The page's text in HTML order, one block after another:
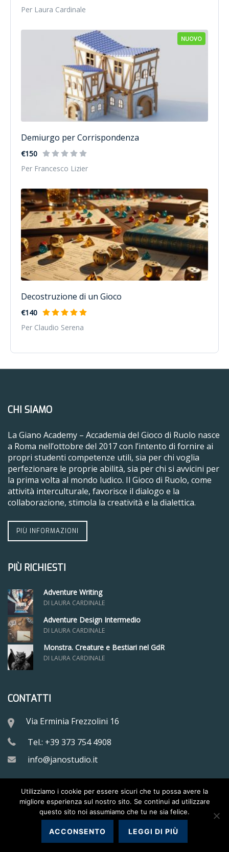
Per Laura Cardinale
NUOVO
Demiurgo per Corrispondenza
€150
Per Francesco Lizier
Decostruzione di un Gioco
€140
Per Claudio Serena
CHI SIAMO
La Giano Academy – Accademia del Gioco di Ruolo nasce
a Roma nell’ottobre del 2017 con l’intento di fornire ai
propri studenti competenze utili, sia per chi voglia
perfezionare le proprie abilità, sia per chi si avvicini per
la prima volta al mondo ludico. Il Gioco di Ruolo, come
attività interculturale, favorisce il dialogo e la
collaborazione, stimola la creatività e la dialettica.
PIÙ INFORMAZIONI
PIÙ RICHIESTI
Adventure Writing
DI LAURA CARDINALE
Adventure Design Intermedio
DI LAURA CARDINALE
Monstra. Creature e Bestiari nel GdR
DI LAURA CARDINALE
CONTATTI
Via Erminia Frezzolini 16
Tel.: +39 373 754 4908
info@janostudio.it
Copyright © 2017-2024Jano Studio S.r.l.
Utilizziamo i cookie per essere sicuri che tu possa avere la
migliore esperienza sul nostro sito. Se continui ad utilizzare
questo sito noi assumiamo che tu ne sia felice.
ACCONSENTO LEGGI DI PIÙ